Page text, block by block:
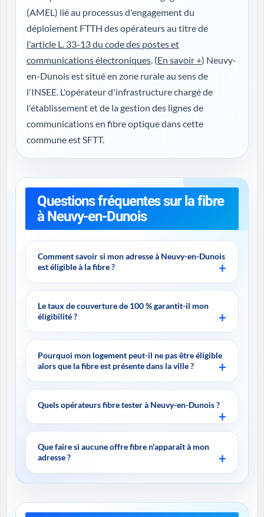
(AMEL) lié au processus d'engagement du
déploiement FTTH des opérateurs au titre de
l'article L. 33-13 du code des postes et
communications électroniques. (En savoir +) Neuvy-
en-Dunois est situé en zone rurale au sens de
l'INSEE. L'opérateur d'infrastructure chargé de
l'établissement et de la gestion des lignes de
communications en fibre optique dans cette
commune est SFTT.
Questions fréquentes sur la fibre
à Neuvy-en-Dunois
Comment savoir si mon adresse à Neuvy-en-Dunois
est éligible à la fibre ?
Le taux de couverture de 100 % garantit-il mon
éligibilité ?
Pourquoi mon logement peut-il ne pas être éligible
alors que la fibre est présente dans la ville ?
Quels opérateurs fibre tester à Neuvy-en-Dunois ?
Que faire si aucune offre fibre n'apparaît à mon
adresse ?